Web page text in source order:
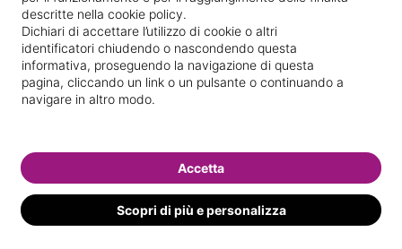
Scuola di estetica frequentata
DiMilano
Specializzata inEpilazione con
laser/luce pulsata
descritte nella cookie policy.
Dichiari di accettare l’utilizzo di cookie o altri
identificatori chiudendo o nascondendo questa
informativa, proseguendo la navigazione di questa
pagina, cliccando un link o un pulsante o continuando a
navigare in altro modo.
Scopri di più e personalizza
Accetta